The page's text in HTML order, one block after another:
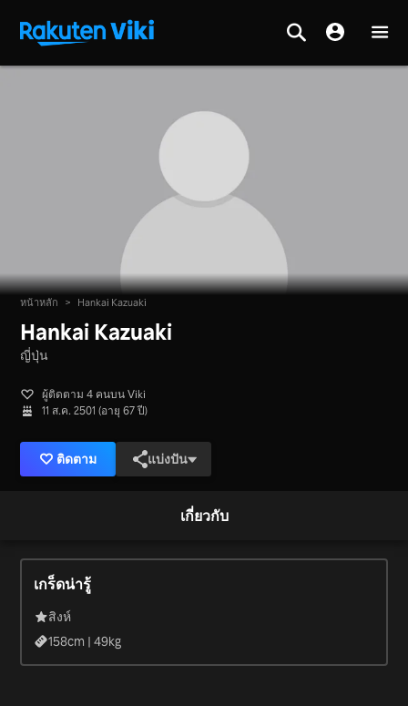
หน้าหลัก > Hankai Kazuaki
Hankai Kazuaki
ญี่ปุ่น
ผู้ติดตาม 4 คนบน Viki
11 ส.ค. 2501 (อายุ 67 ปี)
ติดตาม แบ่งปัน
เกี่ยวกับ
เกร็ดน่ารู้
สิงห์
158cm |49kg